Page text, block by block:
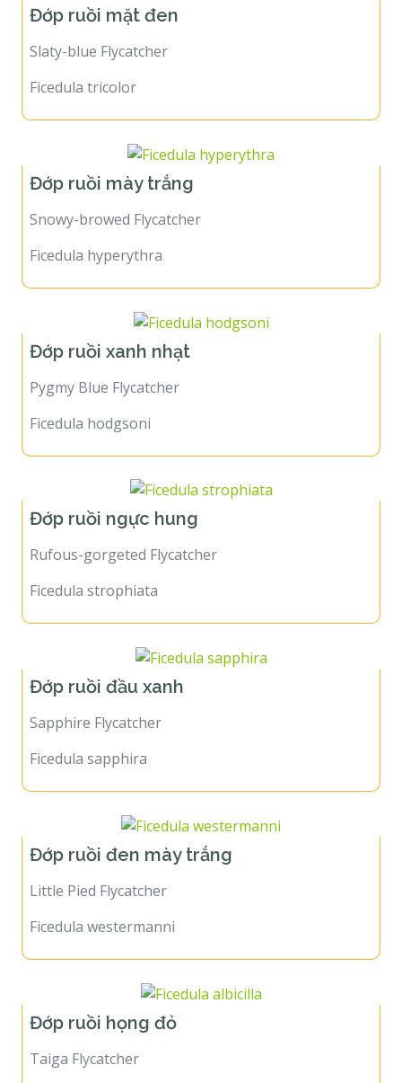
Đớp ruồi mặt đen
Slaty-blue Flycatcher
Ficedula tricolor
Đớp ruồi mày trắng
Snowy-browed Flycatcher
Ficedula hyperythra
Đớp ruồi xanh nhạt
Pygmy Blue Flycatcher
Ficedula hodgsoni
Đớp ruồi ngực hung
Rufous-gorgeted Flycatcher
Ficedula strophiata
Đớp ruồi đầu xanh
Sapphire Flycatcher
Ficedula sapphira
Đớp ruồi đen mày trắng
Little Pied Flycatcher
Ficedula westermanni
Đớp ruồi họng đỏ
Taiga Flycatcher